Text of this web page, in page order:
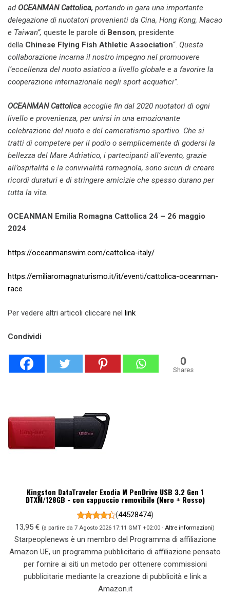
ad OCEANMAN Cattolica, portando in gara una importante
delegazione di nuotatori provenienti da Cina, Hong Kong, Macao
e Taiwan”, queste le parole di Benson, presidente
della Chinese Flying Fish Athletic Association“. Questa
collaborazione incarna il nostro impegno nel promuovere
l’eccellenza del nuoto asiatico a livello globale e a favorire la
cooperazione internazionale negli sport acquatici”.
OCEANMAN Cattolica accoglie fin dal 2020 nuotatori di ogni
livello e provenienza, per unirsi in una emozionante
celebrazione del nuoto e del cameratismo sportivo. Che si
tratti di competere per il podio o semplicemente di godersi la
bellezza del Mare Adriatico, i partecipanti all’evento, grazie
all’ospitalità e la convivialità romagnola, sono sicuri di creare
ricordi duraturi e di stringere amicizie che spesso durano per
tutta la vita.
OCEANMAN Emilia Romagna Cattolica 24 – 26 maggio
2024
https://oceanmanswim.com/cattolica-italy/
https://emiliaromagnaturismo.it/it/eventi/cattolica-oceanman-
race
Per vedere altri articoli cliccare nel link
Condividi
0
Shares
Kingston DataTraveler Exodia M PenDrive USB 3.2 Gen 1
DTXM/128GB - con cappuccio removibile (Nero + Rosso)
(44528474)
13,95 € (a partire da 7 Agosto 2026 17:11 GMT +02:00 - Altre informazioni)
Starpeoplenews è un membro del Programma di affiliazione
Amazon UE, un programma pubblicitario di affiliazione pensato
per fornire ai siti un metodo per ottenere commissioni
pubblicitarie mediante la creazione di pubblicità e link a
Amazon.it